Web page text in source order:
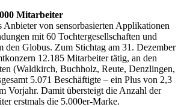
Mitarbeiter
von sensorbasierten Applikationen
mit 60 Tochtergesellschaften und
den Globus. Zum Stichtag am 31. Dezember
12.185 Mitarbeiter tätig, an den
(Waldkirch, Buchholz, Reute, Denzlingen,
5.071 Beschäftigte – ein Plus von 2,3
Vorjahr. Damit übersteigt die Anzahl der
erstmals die 5.000er-Marke.